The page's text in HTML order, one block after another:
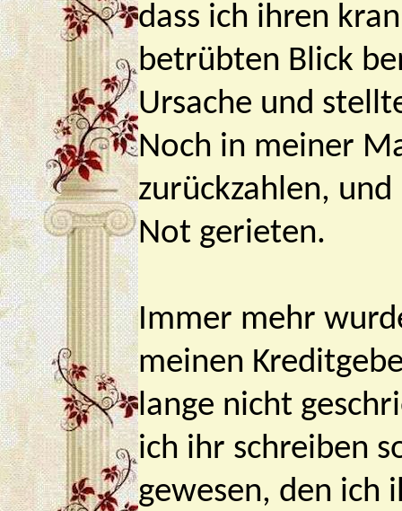
dass ich ihren
betrübten Blick
Ursache und
Noch in meiner
zurückzahlen,
Not gerieten.
Immer mehr
meinen
lange nicht
ich ihr schreiben
gewesen, den ich